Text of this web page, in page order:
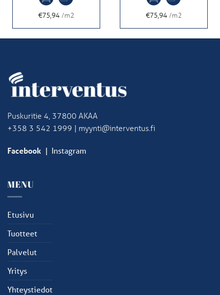
€75,94/m2 €75,94/m2
Puskuritie 4, 37800 AKAA
+358 3 542 1999 | myynti@interventus.fi
Facebook | Instagram
MENU
Etusivu
Tuotteet
Palvelut
Yritys
Yhteystiedot